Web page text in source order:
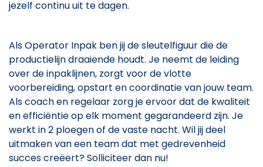
jezelf continu uit te dagen.
Als Operator Inpak ben jij de sleutelfiguur die de
productielijn draaiende houdt. Je neemt de leiding
over de inpaklijnen, zorgt voor de vlotte
voorbereiding, opstart en coordinatie van jouw team.
Als coach en regelaar zorg je ervoor dat de kwaliteit
en efficiëntie op elk moment gegarandeerd zijn. Je
werkt in 2 ploegen of de vaste nacht. Wil jij deel
uitmaken van een team dat met gedrevenheid
succes creëert? Solliciteer dan nu!